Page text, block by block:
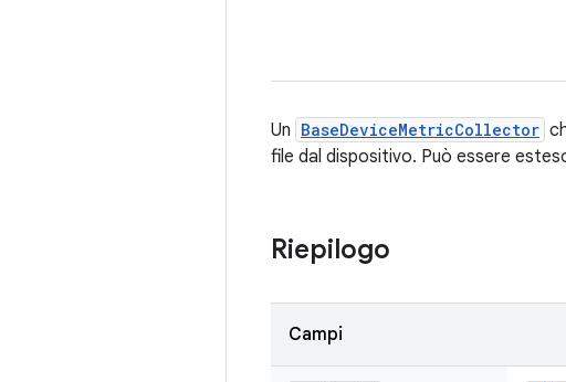
Un BaseDeviceMetricCollector
file dal dispositivo. Può essere
Riepilogo
Campi